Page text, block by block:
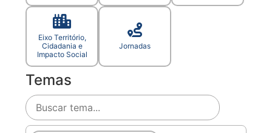
Eixo Território,
Cidadania e
Impacto Social
Jornadas
Temas